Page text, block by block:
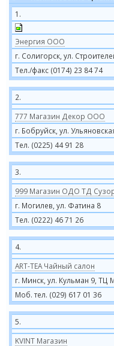
1.
Энергия ООО
г. Солигорск, ул.
Тел./факс (0174) 23 84 74
2.
777 Магазин Декор ООО
г. Бобруйск, ул.
Тел. (0225) 44 91 28
3.
999 Магазин ОДО ТД
г. Могилев, ул. Фатина 8
Тел. (0222) 46 71 26
4.
ART-TEA Чайный салон
г. Минск, ул. Кульман 9, ТЦ
Моб. тел. (029) 617 01 36
5.
KVINT Магазин